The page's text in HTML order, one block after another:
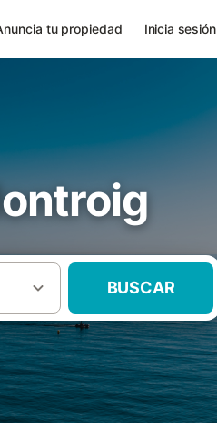
tu propiedad Inicia sesión
BUSCAR